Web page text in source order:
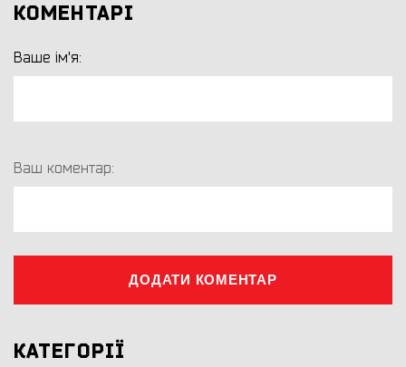
КОМЕНТАРІ
Ваше ім'я:
Ваш коментар:
ДОДАТИ КОМЕНТАР
КАТЕГОРІЇ